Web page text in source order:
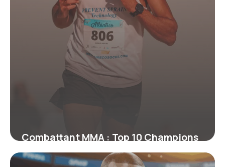
Combattant MMA : Top 10 Champions
Actuels 2026